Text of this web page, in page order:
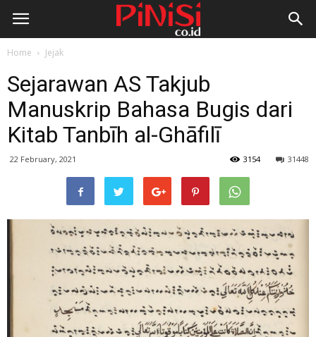
Home Jejak
Sejarawan AS Takjub
Manuskrip Bahasa Bugis dari
Kitab Tanbīh al-Ghāfilī
22 February, 2021 31448
3154